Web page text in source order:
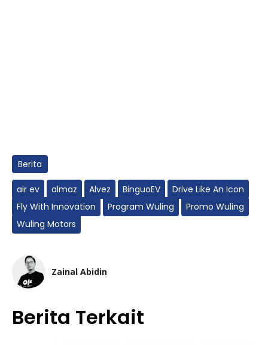
Berita
air ev almaz Alvez BinguoEV
Drive Like An Icon
Fly With Innovation
Program Wuling
Promo Wuling
Wuling Motors
Zainal Abidin
Berita Terkait